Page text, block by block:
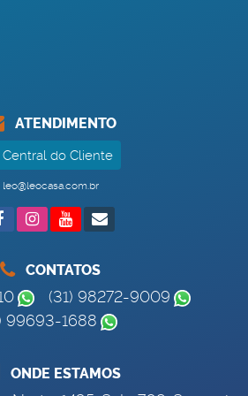
ATENDIMENTO
Central do Cliente
leo@leocasa.com.br
CONTATOS
(31) 98272-9009
99693-1688
ONDE ESTAMOS